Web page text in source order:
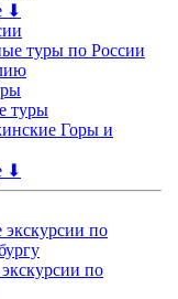
⬇
туры по России
туры
Горы и
⬇
по
по